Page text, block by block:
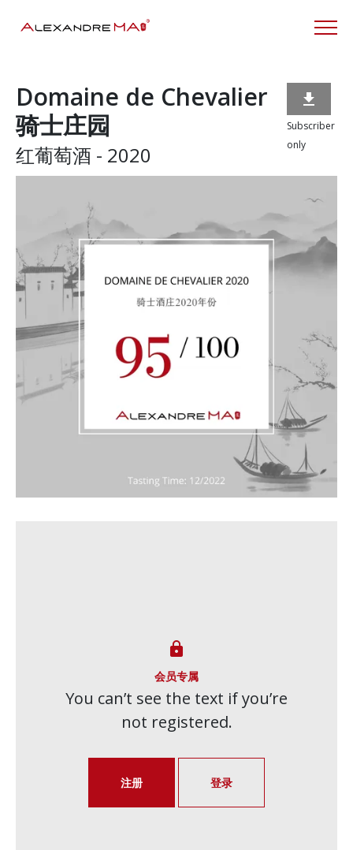
Domaine de Chevalier
骑士庄园
红葡萄酒 - 2020

Subscriber
only

会员专属
You can’t see the text if you’re
not registered.
注册 登录